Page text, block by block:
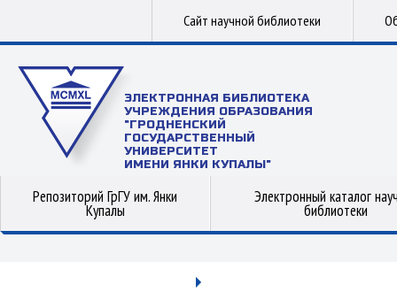
Сайт научной библиотеки
ЭЛЕКТРОННАЯ БИБЛИОТЕКА
УЧРЕЖДЕНИЯ ОБРАЗОВАНИЯ
"ГРОДНЕНСКИЙ
ГОСУДАРСТВЕННЫЙ
УНИВЕРСИТЕТ
ИМЕНИ ЯНКИ КУПАЛЫ"
Репозиторий ГрГУ им. Янки
Купалы
Электронный каталог
библиотеки